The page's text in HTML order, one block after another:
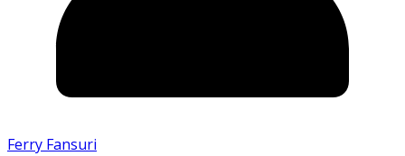
Ferry Fansuri